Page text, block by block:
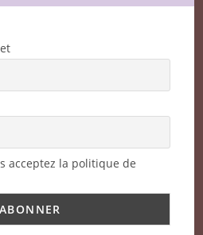
acceptez la politique de